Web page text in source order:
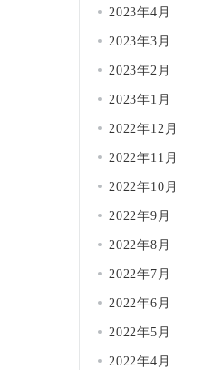
2023年4月
2023年3月
2023年2月
2023年1月
2022年12月
2022年11月
2022年10月
2022年9月
2022年8月
2022年7月
2022年6月
2022年5月
2022年4月